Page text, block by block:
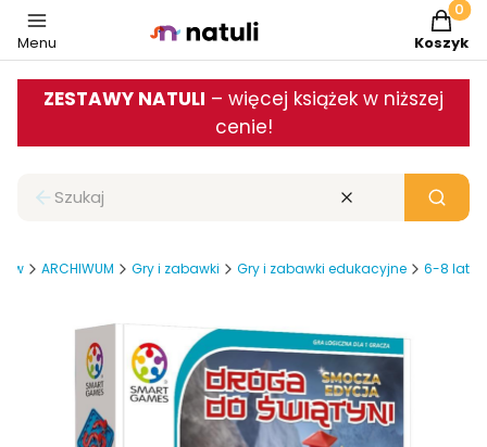
Menu Koszyk
ZESTAWY NATULI – więcej książek w niższej
cenie!
Zamknij wyszukiwarkę Wyczyść Szukaj
ARCHIWUM Gry i zabawki Gry i zabawki edukacyjne 6-8 lat